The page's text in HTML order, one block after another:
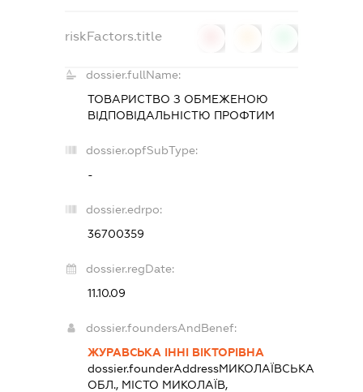
riskFactors.title
dossier.fullName:
ТОВАРИСТВО З ОБМЕЖЕНОЮ
ВІДПОВІДАЛЬНІСТЮ ПРОФТИМ
dossier.opfSubType:
-
dossier.edrpo:
36700359
dossier.regDate:
11.10.09
dossier.foundersAndBenef:
ЖУРАВСЬКА ІННІ ВІКТОРІВНА
dossier.founderAddressМИКОЛАЇВСЬКА
ОБЛ., МІСТО МИКОЛАЇВ,